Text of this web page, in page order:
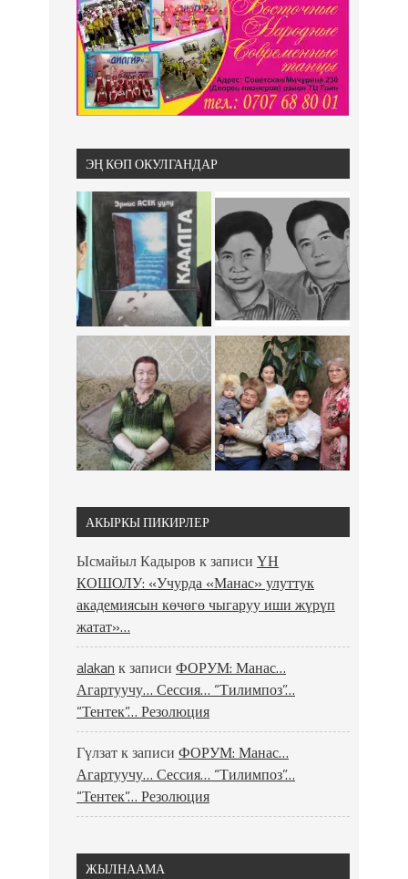
ЭҢ КӨП ОКУЛГАНДАР
АКЫРКЫ ПИКИРЛЕР
Ысмайыл Кадыров к записи ҮН
КОШОЛУ: «Учурда «Манас» улуттук
академиясын көчөгө чыгаруу иши жүрүп
жатат»…
alakan к записи ФОРУМ: Манас…
Агартуучу… Сессия… “Тилимпоз”…
“Тентек”… Резолюция
Гүлзатк записи ФОРУМ: Манас…
Агартуучу… Сессия… “Тилимпоз”…
“Тентек”… Резолюция
ЖЫЛНААМА